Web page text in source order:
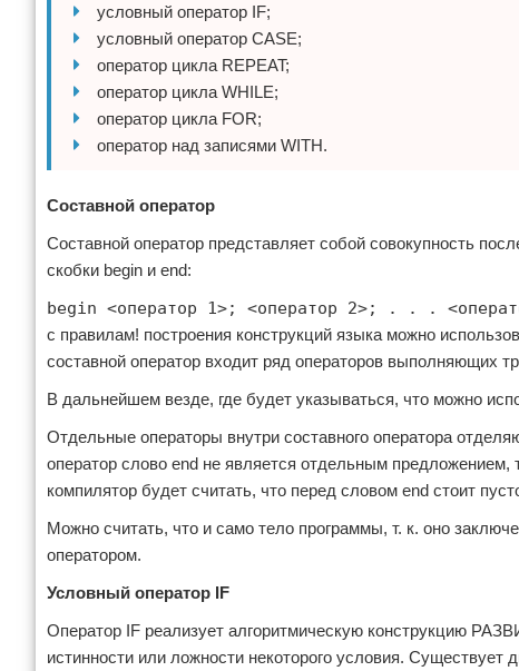
условный оператор IF;
условный оператор CASE;
оператор цикла REPEAT;
оператор цикла WHILE;
оператор цикла FOR;
оператор над записями WITH.
Составной оператор
Составной оператор представляет собой совокупность
скобки begin и end:
begin <оператор 1>; <оператор 2>; . . .
с правилам! построения конструкций языка можно
составной оператор входит ряд операторов выполняющих
В дальнейшем везде, где будет указываться, что можно
Отдельные операторы внутри составного оператора
оператор слово end не является отдельным предложением,
компилятор будет считать, что перед словом end стоит
Можно считать, что и само тело программы, т. к. оно
оператором.
Условный оператор IF
Оператор IF реализует алгоритмическую конструкцию
истинности или ложности некоторого условия. Существует